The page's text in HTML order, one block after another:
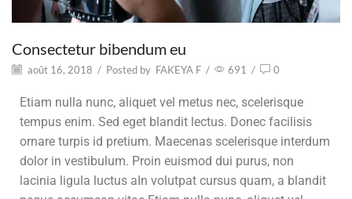
Consectetur bibendum eu
août 16, 2018 / Posted by FAKEYA F / 691 / 0
Etiam nulla nunc, aliquet vel metus nec, scelerisque
tempus enim. Sed eget blandit lectus. Donec facilisis
ornare turpis id pretium. Maecenas scelerisque interdum
dolor in vestibulum. Proin euismod dui purus, non
lacinia ligula luctus aIn volutpat cursus quam, a blandit